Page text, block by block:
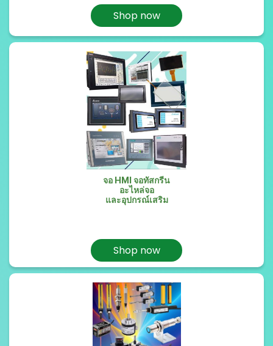
Shop now
จอ HMI จอทัสกรีน
อะไหล่จอ
และอุปกรณ์เสริม
Shop now